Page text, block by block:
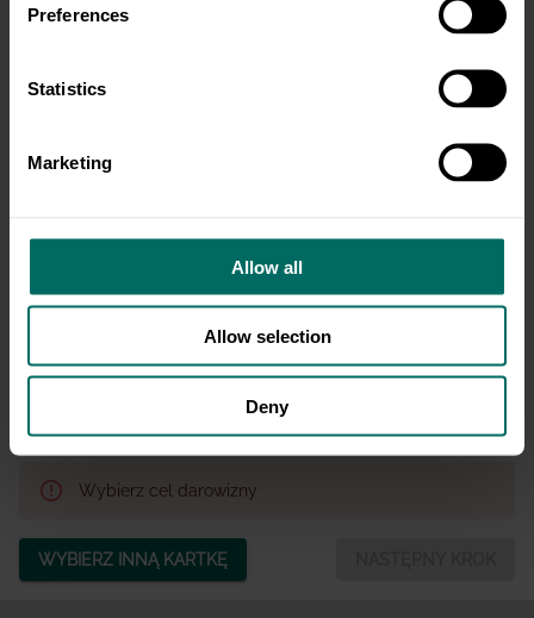
Preferences
Statistics
Marketing
Allow all
Allow selection
Deny
Pomóż kurom opuścić ciasne
Kura nie zasługuje na życie w ciasnej klatce.
skrzydeł. Pomóż wycofać jajka “trójki” i zakończ
chów klatkowy kur!
Wybierz cel darowizny
WYBIERZ INNĄ KARTKĘ